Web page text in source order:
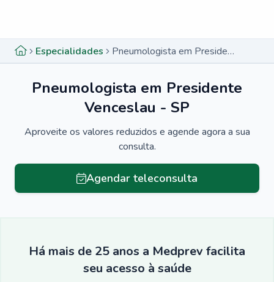
Especialidades Pneumologista em Presidente Venceslau - SP
Pneumologista em Presidente
Venceslau - SP
Aproveite os valores reduzidos e agende agora a sua
consulta.
Agendar teleconsulta
Há mais de 25 anos a Medprev facilita
seu acesso à saúde